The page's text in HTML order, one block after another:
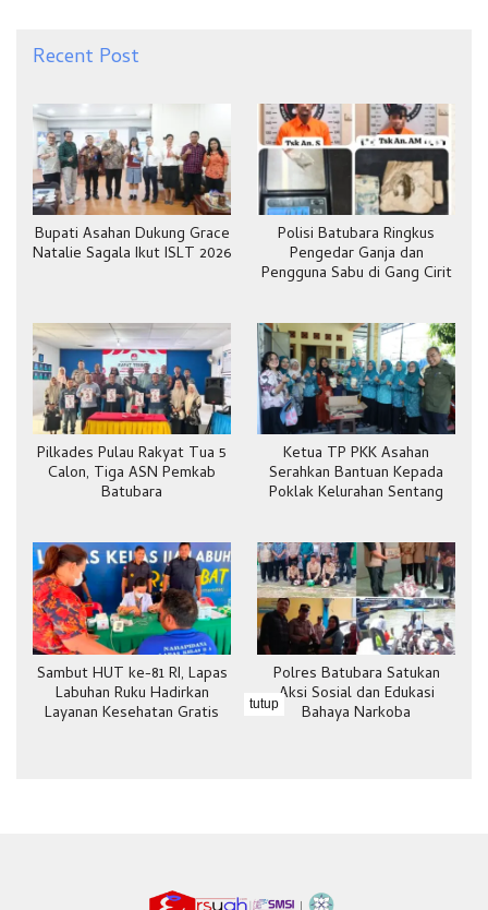
Recent Post
Bupati Asahan Dukung Grace
Natalie Sagala Ikut ISLT 2026
Polisi Batubara Ringkus
Pengedar Ganja dan
Pengguna Sabu di Gang Cirit
Pilkades Pulau Rakyat Tua 5
Calon, Tiga ASN Pemkab
Batubara
Ketua TP PKK Asahan
Serahkan Bantuan Kepada
Poklak Kelurahan Sentang
Sambut HUT ke-81 RI, Lapas
Labuhan Ruku Hadirkan
Layanan Kesehatan Gratis
Polres Batubara Satukan
Aksi Sosial dan Edukasi
Bahaya Narkoba
tutup